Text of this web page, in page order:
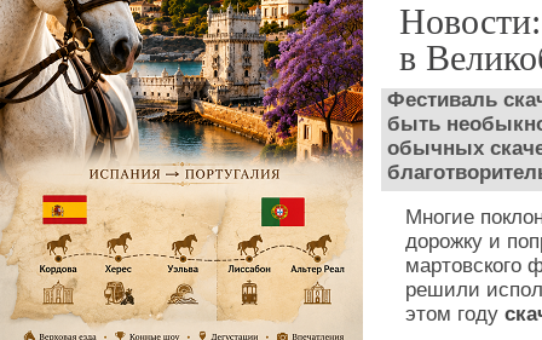
в
Фестиваль
быть
обычных
Многие
дорожку и
мартовского
решили
этом году